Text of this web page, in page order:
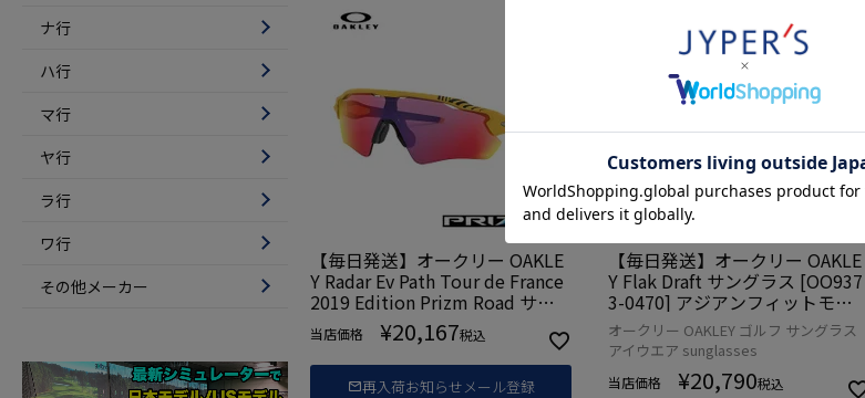
ナ行
ハ行
マ行
ヤ行
ラ行
ワ行
その他メーカー
【毎日発送】オークリー OAKLE
Y Radar Ev Path Tour de France
2019 Edition Prizm Road サン
グラス [OO9208-7638] USA直輸
入品
当店価格 ¥20,167税込
再入荷お知らせメール登録
【毎日発送】オークリー OAKLE
Y Flak Draft サングラス [OO937
3-0470] アジアンフィットモデ
ル
オークリー OAKLEY ゴルフ サングラス
アイウエア sunglasses
当店価格 ¥20,790税込